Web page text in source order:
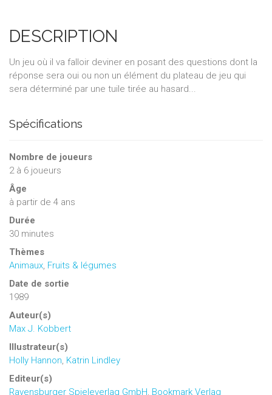
DESCRIPTION
Un jeu où il va falloir deviner en posant des questions dont la
réponse sera oui ou non un élément du plateau de jeu qui
sera déterminé par une tuile tirée au hasard...
Spécifications
Nombre de joueurs
2à 6 joueurs
Âge
à partir de 4 ans
Durée
30 minutes
Thèmes
Animaux, Fruits & légumes
Date de sortie
1989
Auteur(s)
Max J. Kobbert
Illustrateur(s)
Holly Hannon, Katrin Lindley
Editeur(s)
Ravensburger Spieleverlag GmbH, Bookmark Verlag